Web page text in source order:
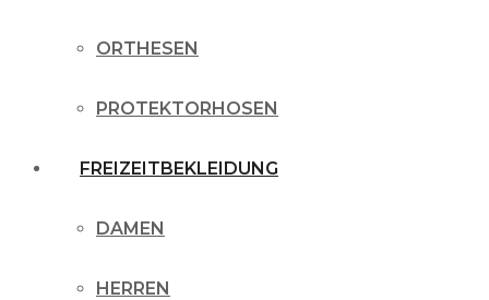
ORTHESEN
PROTEKTORHOSEN
FREIZEITBEKLEIDUNG
DAMEN
HERREN